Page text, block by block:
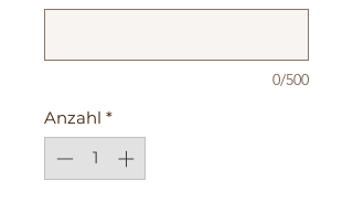
0/500
Anzahl *